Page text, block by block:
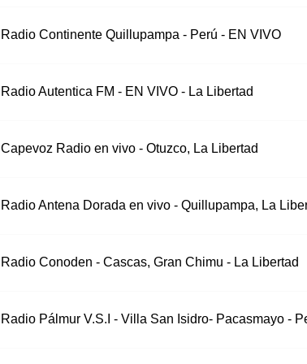
Radio Continente Quillupampa - Perú - EN VIVO
Radio Autentica FM - EN VIVO - La Libertad
Capevoz Radio en vivo - Otuzco, La Libertad
Radio Antena Dorada en vivo - Quillupampa, La
Radio Conoden - Cascas, Gran Chimu - La Libertad
Radio Pálmur V.S.I - Villa San Isidro- Pacasmayo -